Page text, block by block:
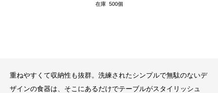
在庫 500個
重ねやすくて収納性も抜群。洗練されたシンプルで無駄のないデ
ザインの食器は、そこにあるだけでテーブルがスタイリッシュ